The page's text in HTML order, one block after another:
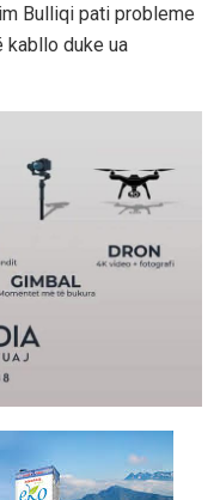
Bulliqi pati probleme
kabllo duke ua